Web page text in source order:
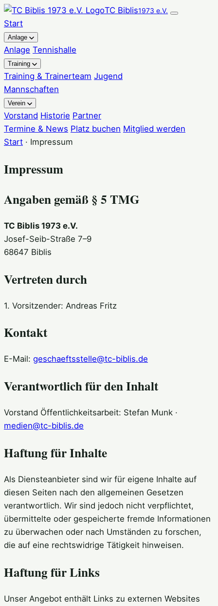
TC Biblis1973 e.V.
Start
Anlage
Anlage Tennishalle
Training
Training & Trainerteam Jugend
Mannschaften
Verein
Vorstand Historie Partner
Termine & News Platz buchen Mitglied werden
Start · Impressum
Impressum
Angaben gemäß § 5 TMG
TC Biblis 1973 e.V.
Josef-Seib-Straße 7–9
68647 Biblis
Vertreten durch
1. Vorsitzender: Andreas Fritz
Kontakt
E-Mail: geschaeftsstelle@tc-biblis.de
Verantwortlich für den Inhalt
Vorstand Öffentlichkeitsarbeit: Stefan Munk ·
medien@tc-biblis.de
Haftung für Inhalte
Als Diensteanbieter sind wir für eigene Inhalte auf
diesen Seiten nach den allgemeinen Gesetzen
verantwortlich. Wir sind jedoch nicht verpflichtet,
übermittelte oder gespeicherte fremde Informationen
zu überwachen oder nach Umständen zu forschen,
die auf eine rechtswidrige Tätigkeit hinweisen.
Haftung für Links
Unser Angebot enthält Links zu externen Websites